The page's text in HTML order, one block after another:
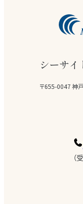
シーサ
〒655-0047 神
（